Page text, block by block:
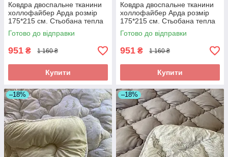
Ковдра двоспальне тканини
холлофайбер Арда розмір
175*215 см. Стьобана тепла
ковдра
Готово до відправки
951 ₴ 1 160 ₴
Купити
Ковдра двоспальне тканини
холлофайбер Арда розмір
175*215 см. Стьобана тепла
ковдра
Готово до відправки
951 ₴ 1 160 ₴
Купити
–18% –18%